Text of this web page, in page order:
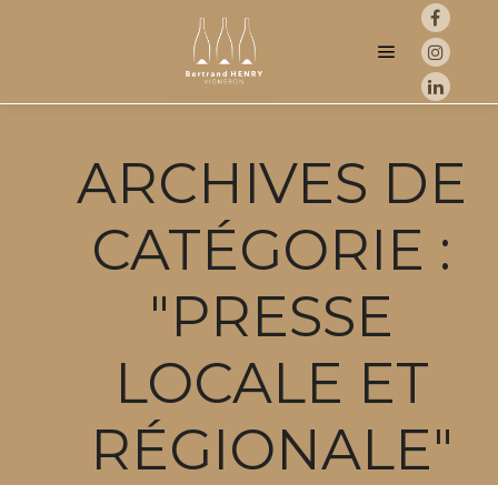
Menu
ARCHIVES DE
CATÉGORIE :
"PRESSE
LOCALE ET
RÉGIONALE"